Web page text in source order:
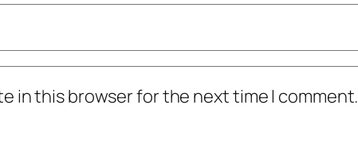
in this browser for the next time I comment.